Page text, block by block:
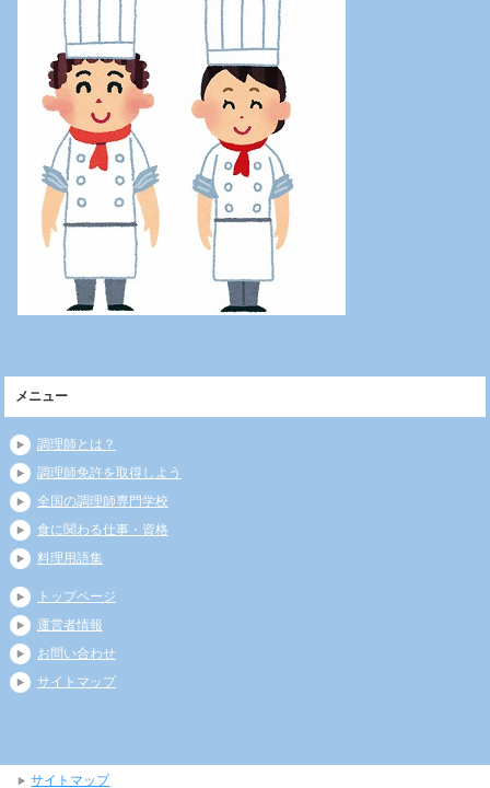
メニュー
調理師とは？
調理師免許を取得しよう
全国の調理師専門学校
食に関わる仕事・資格
料理用語集
トップページ
運営者情報
お問い合わせ
サイトマップ
サイトマップ